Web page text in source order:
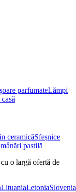
parfumateLămpi
ceramicăSfeșnice
pastilă
o largă ofertă de
LituaniaLetoniaSlovenia